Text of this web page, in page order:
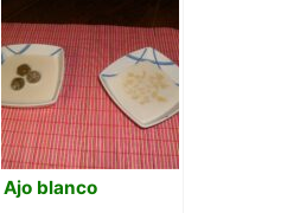
Ajo blanco